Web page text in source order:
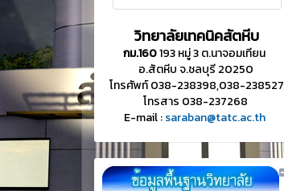
วิทยาลัยเทคนิคสัตหีบ
กม.160193 หมู่ 3 ต.นาจอมเทียน
อ.สัตหีบ จ.ชลบุรี 20250
โทรศัพท์ 038-238398,038-238527
โทรสาร 038-237268
E-mail :saraban@tatc.ac.th